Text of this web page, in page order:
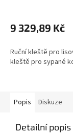
9 329,89 Kč
Ruční kleště pro
kleště pro sypané
Popis Diskuze
Detailní